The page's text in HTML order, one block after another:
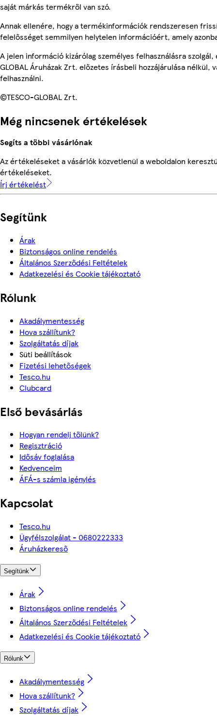
saját márkás termékről van szó.
Annak ellenére, hogy a termékinformációk rendszeresen
felelősséget semmilyen helytelen információért, amely
A jelen információ kizárólag személyes felhasználásra
GLOBAL Áruházak Zrt. előzetes írásbeli hozzájárulása
felhasználni.
©TESCO-GLOBAL Zrt.
Még nincsenek értékelések
Segíts a többi vásárlónak
Az értékeléseket a vásárlók közvetlenül a weboldalon
értékeléseket.
Írj értékelést
Segítünk
Árak
Biztonságos online rendelés
Általános Szerződési Feltételek
Adatkezelési és Cookie tájékoztató
Rólunk
Akadálymentesség
Hova szállítunk?
Szolgáltatás díjak
Süti beállítások
Fizetési lehetőségek
Tesco.hu
Clubcard
Első bevásárlás
Hogyan rendelj tőlünk?
Regisztráció
Idősáv foglalása
Kedvenceim
ÁFÁ-s számla igénylés
Kapcsolat
Tesco.hu
Ügyfélszolgálat - 0680222333
Áruházkereső
Segítünk
Árak
Biztonságos online rendelés
Általános Szerződési Feltételek
Adatkezelési és Cookie tájékoztató
Rólunk
Akadálymentesség
Hova szállítunk?
Szolgáltatás díjak